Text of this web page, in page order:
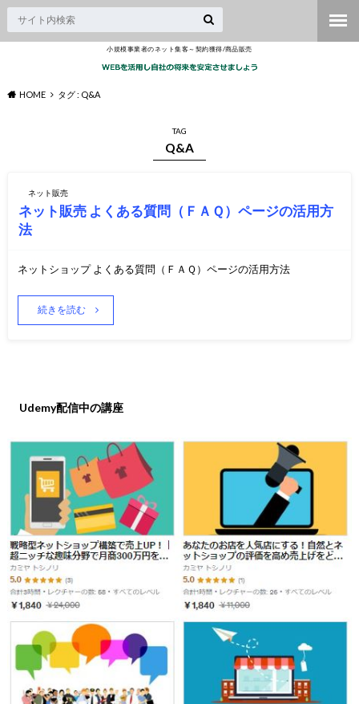
小規模事業者のネット集客～契約獲得/商品販売
HOME タグ : Q&A
TAG
Q&A
ネット販売
ネット販売 よくある質問（ＦＡＱ）ページの活用方
法
ネットショップ よくある質問（ＦＡＱ）ページの活用方法
続きを読む
Udemy配信中の講座